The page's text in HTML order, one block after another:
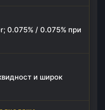
Е ПОДХОДЯЩА
0.075% / 0.075% при
и широк